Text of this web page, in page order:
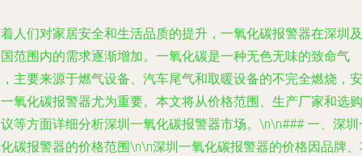
人们对家居安全和生活品质的提升，一氧化碳报警器在深圳及
范围内的需求逐渐增加。一氧化碳是一种无色无味的致命气
主要来源于燃气设备、汽车尾气和取暖设备的不完全燃烧，安
氧化碳报警器尤为重要。本文将从价格范围、生产厂家和选购
等方面详细分析深圳一氧化碳报警器市场。\n\n### 一、深圳
碳报警器的价格范围\n\n深圳一氧化碳报警器的价格因品牌